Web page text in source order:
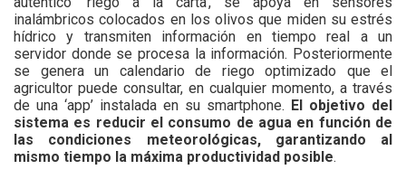
inalámbricos colocados en los olivos que miden su estrés
hídrico y transmiten información en tiempo real a un
servidor donde se procesa la información. Posteriormente
se genera un calendario de riego optimizado que el
agricultor puede consultar, en cualquier momento, a través
de una ‘app’ instalada en su smartphone. El objetivo del
sistema es reducir el consumo de agua en función de
las condiciones meteorológicas, garantizando al
mismo tiempo la máxima productividad posible.